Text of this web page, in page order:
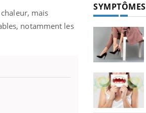
mais
notamment les
SYMPTÔMES